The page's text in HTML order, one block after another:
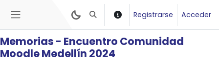
Selector de búsqueda de entrada
Registrarse Acceder
Memorias - Encuentro Comunidad
Moodle Medellín 2024